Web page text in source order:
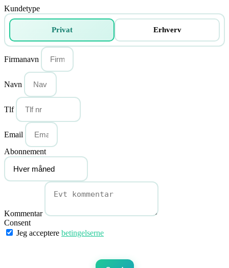
Kundetype
Privat Erhverv
Firmanavn
Navn
Tlf
Email
Abonnement
Kommentar
Consent
Jeg acceptere betingelserne